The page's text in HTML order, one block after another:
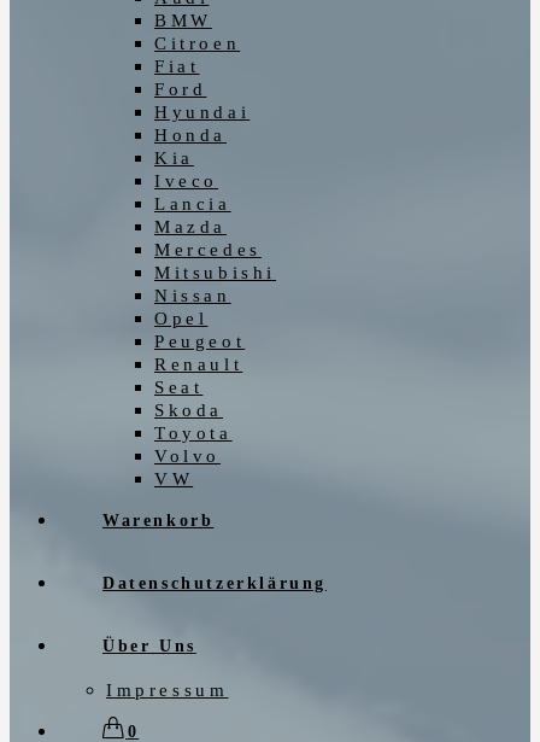
BMW
Citroen
Fiat
Ford
Hyundai
Honda
Kia
Iveco
Lancia
Mazda
Mercedes
Mitsubishi
Nissan
Opel
Peugeot
Renault
Seat
Skoda
Toyota
Volvo
VW
Warenkorb
Datenschutzerklärung
Über Uns
Impressum
0